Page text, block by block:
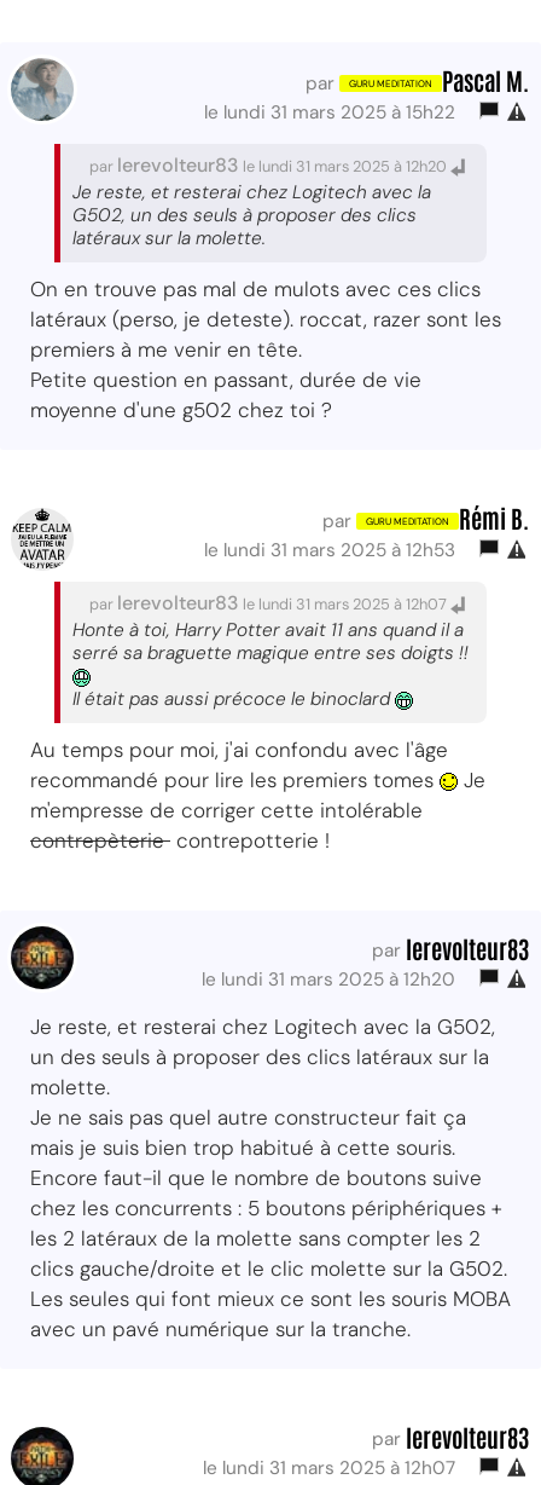
par Pascal M.
le lundi 31 mars 2025 à 15h22
par lerevolteur83 le lundi 31 mars 2025 à 12h20
Je reste, et resterai chez Logitech avec la
G502, un des seuls à proposer des clics
latéraux sur la molette.
On en trouve pas mal de mulots avec ces clics
latéraux (perso, je deteste). roccat, razer sont les
premiers à me venir en tête.
Petite question en passant, durée de vie
moyenne d'une g502 chez toi ?
par Rémi B.
le lundi 31 mars 2025 à 12h53
par lerevolteur83 le lundi 31 mars 2025 à 12h07
Honte à toi, Harry Potter avait 11 ans quand il a
serré sa braguette magique entre ses doigts !!
Il était pas aussi précoce le binoclard
Au temps pour moi, j'ai confondu avec l'âge
recommandé pour lire les premiers tomes
Je
m'empresse de corriger cette intolérable
contrepèterie contrepotterie !
par lerevolteur83
le lundi 31 mars 2025 à 12h20
Je reste, et resterai chez Logitech avec la G502,
un des seuls à proposer des clics latéraux sur la
molette.
Je ne sais pas quel autre constructeur fait ça
mais je suis bien trop habitué à cette souris.
Encore faut-il que le nombre de boutons suive
chez les concurrents : 5 boutons périphériques +
les 2 latéraux de la molette sans compter les 2
clics gauche/droite et le clic molette sur la G502.
Les seules qui font mieux ce sont les souris MOBA
avec un pavé numérique sur la tranche.
par lerevolteur83
le lundi 31 mars 2025 à 12h07